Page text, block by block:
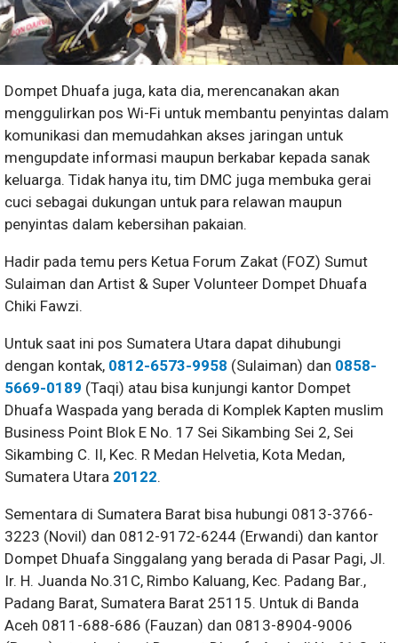
Dompet Dhuafa juga, kata dia, merencanakan akan
menggulirkan pos Wi-Fi untuk membantu penyintas dalam
komunikasi dan memudahkan akses jaringan untuk
mengupdate informasi maupun berkabar kepada sanak
keluarga. Tidak hanya itu, tim DMC juga membuka gerai
cuci sebagai dukungan untuk para relawan maupun
penyintas dalam kebersihan pakaian.
Hadir pada temu pers Ketua Forum Zakat (FOZ) Sumut
Sulaiman dan Artist & Super Volunteer Dompet Dhuafa
Chiki Fawzi.
Untuk saat ini pos Sumatera Utara dapat dihubungi
dengan kontak, 0812-6573-9958 (Sulaiman) dan 0858-
5669-0189 (Taqi) atau bisa kunjungi kantor Dompet
Dhuafa Waspada yang berada di Komplek Kapten muslim
Business Point Blok E No. 17 Sei Sikambing Sei 2, Sei
Sikambing C. II, Kec. R Medan Helvetia, Kota Medan,
Sumatera Utara 20122.
Sementara di Sumatera Barat bisa hubungi 0813-3766-
3223 (Novil) dan 0812-9172-6244 (Erwandi) dan kantor
Dompet Dhuafa Singgalang yang berada di Pasar Pagi, Jl.
Ir. H. Juanda No.31C, Rimbo Kaluang, Kec. Padang Bar.,
Padang Barat, Sumatera Barat 25115. Untuk di Banda
Aceh 0811-688-686 (Fauzan) dan 0813-8904-9006